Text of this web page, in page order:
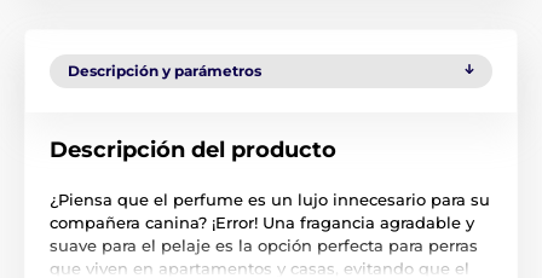
Descripción y parámetros
Descripción del producto
¿Piensa que el perfume es un lujo innecesario para su
compañera canina? ¡Error! Una fragancia agradable y
suave para el pelaje es la opción perfecta para perras
que viven en apartamentos y casas, evitando que el